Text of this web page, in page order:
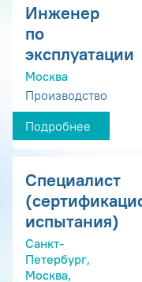
Инженер
по
эксплуатации
Москва
Производство
Подробнее
Специалист
испытания)
Санкт-
Петербург,
Москва,